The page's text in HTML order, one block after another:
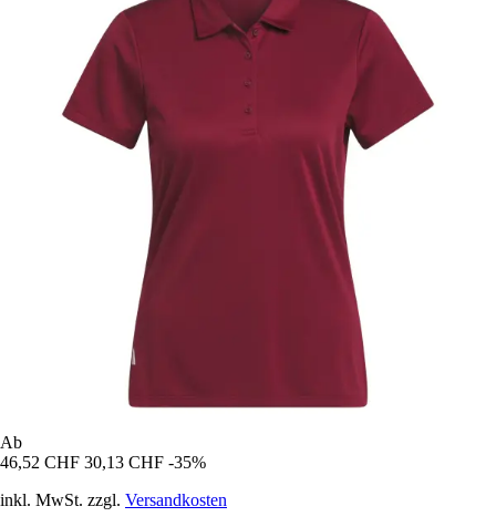
Ab
46,52 CHF 30,13 CHF -35%
inkl. MwSt. zzgl. Versandkosten